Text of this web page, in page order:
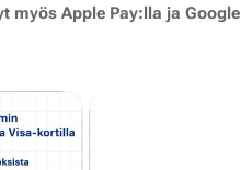
myös Apple Pay:lla ja Google